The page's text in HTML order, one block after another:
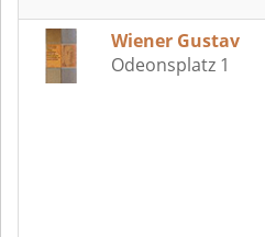
Wiener Gustav
Odeonsplatz 1